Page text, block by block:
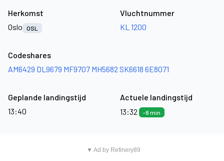
Herkomst
Oslo
OSL
Vluchtnummer
KL 1200
Codeshares
AM6429 DL9679 MF9707 MH5682 SK6618 6E8071
Geplande landingstijd
13:40
Actuele landingstijd
13:32
-8 min
▼ Ad by Refinery89